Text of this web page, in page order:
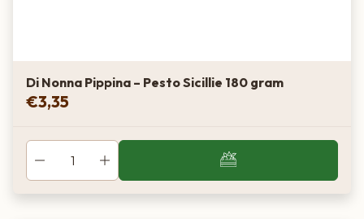
Di Nonna Pippina – Pesto Sicillie 180 gram
€3,35